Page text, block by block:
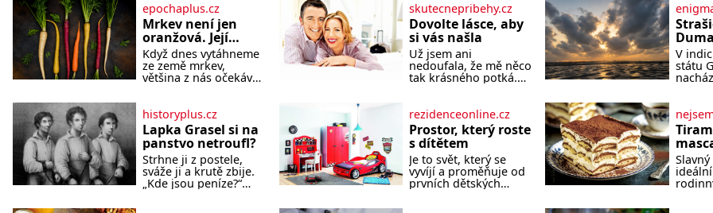
epochaplus.cz
Mrkev není jen
oranžová. Její
neuvěřitelný
příběh začíná
fialovou barvou
Když dnes vytáhneme
ze země mrkev,
většina z nás očekává
historie je mrkev
všechno možné, jen
ne oranžová. Je
fialová, žlutá, bílá,
někdy dokonce téměř
černá. Až díky stovkám
let pečlivého šlechtění
skutecnepribehy.cz
Dovolte lásce, aby
si vás našla
Už jsem ani
nedoufala, že mě něco
tak krásného potká.
pohled. Poprvé jsem
se vdávala, když mi
bylo dvacet. Oba jsme
byli mladí a byl to tak
říkajíc sňatek z
rozumu. Rodiče nás
dali dohromady, Toník
ze
zlo?
V
státu
tomu
písek
má
historyplus.cz
Lapka Grasel si na
panstvo netroufl?
Strhne ji z postele,
sváže ji a krutě zbije.
„Kde jsou peníze?“
rezidenceonline.cz
Prostor, který roste
s dítětem
Je to svět, který se
vyvíjí a proměňuje od
prvních dětských